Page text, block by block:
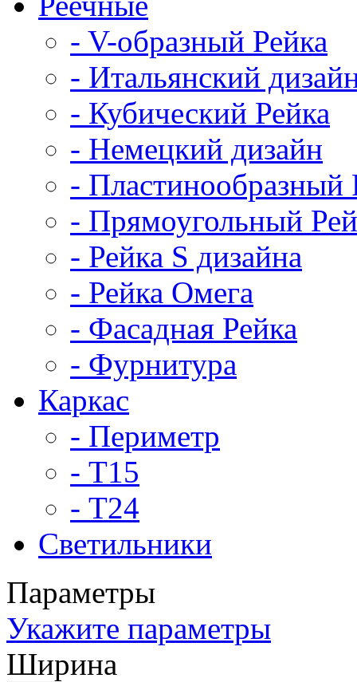
- V-образный Рейка
- Итальянский
- Кубический Рейка
- Немецкий дизайн
- Пластинообразный
- Прямоугольный
- Рейка S дизайна
- Рейка Омега
- Фасадная Рейка
- Фурнитура
Каркас
- Периметр
- Т15
- Т24
Светильники
Параметры
Укажите параметры
Ширина